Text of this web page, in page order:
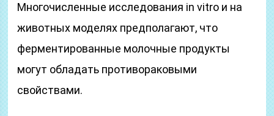
Многочисленные исследования in vitro и на
животных моделях предполагают, что
ферментированные молочные продукты
могут обладать противораковыми
свойствами.